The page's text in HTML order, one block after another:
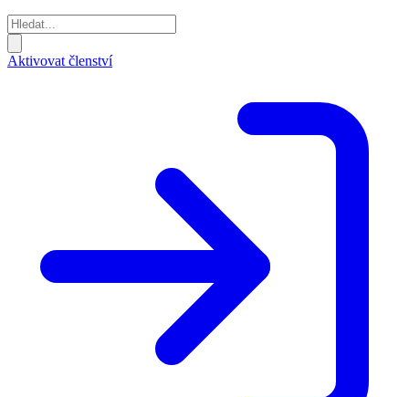
Aktivovat členství